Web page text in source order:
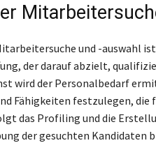
und -auswahl
der darauf abzielt,
wird der Personalbedarf
Fähigkeiten festzulegen,
das Profiling und die
der gesuchten Kandidaten